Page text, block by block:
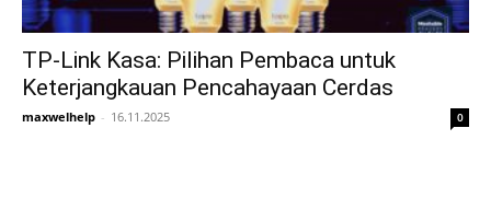
TP-Link Kasa: Pilihan Pembaca untuk
Keterjangkauan Pencahayaan Cerdas
maxwelhelp - 16.11.2025 0